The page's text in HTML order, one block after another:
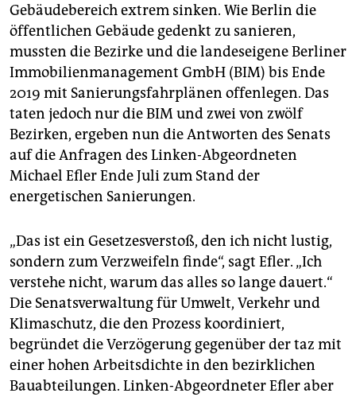
Gebäudebereich extrem sinken. Wie Berlin die
öffentlichen Gebäude gedenkt zu sanieren,
mussten die Bezirke und die landeseigene Berliner
Immobilienmanagement GmbH (BIM) bis Ende
2019 mit Sanierungsfahrplänen offenlegen. Das
taten jedoch nur die BIM und zwei von zwölf
Bezirken, ergeben nun die Antworten des Senats
auf die Anfragen des Linken-Abgeordneten
Michael Efler Ende Juli zum Stand der
energetischen Sanierungen.
„Das ist ein Gesetzesverstoß, den ich nicht lustig,
sondern zum Verzweifeln finde“, sagt Efler. „Ich
verstehe nicht, warum das alles so lange dauert.“
Die Senatsverwaltung für Umwelt, Verkehr und
Klimaschutz, die den Prozess koordiniert,
begründet die Verzögerung gegenüber der taz mit
einer hohen Arbeitsdichte in den bezirklichen
Bauabteilungen. Linken-Abgeordneter Efler aber